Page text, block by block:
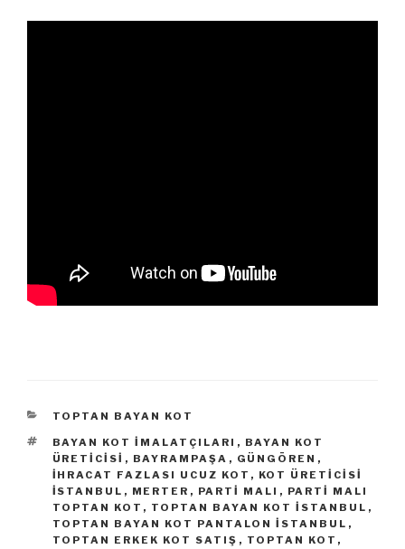
KATEGORILER
TOPTAN BAYAN KOT
ETIKETLER
BAYAN KOT IMALATÇILARI , BAYAN KOT
ÜRETICISI , BAYRAMPAŞA , GÜNGÖREN ,
IHRACAT FAZLASI UCUZ KOT , KOT ÜRETICISI
ISTANBUL , MERTER , PARTI MALI , PARTI MALI
TOPTAN KOT , TOPTAN BAYAN KOT ISTANBUL ,
TOPTAN BAYAN KOT PANTALON ISTANBUL ,
TOPTAN ERKEK KOT SATIŞ , TOPTAN KOT ,